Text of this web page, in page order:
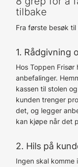
tilbake
Fra første besøk
1. Rådgivning
Hos Toppen
anbefalinger.
kassen til stolen
kunden trenger
det, og legger
kan kjøpe når det
2. Hils på
Ingen skal komme